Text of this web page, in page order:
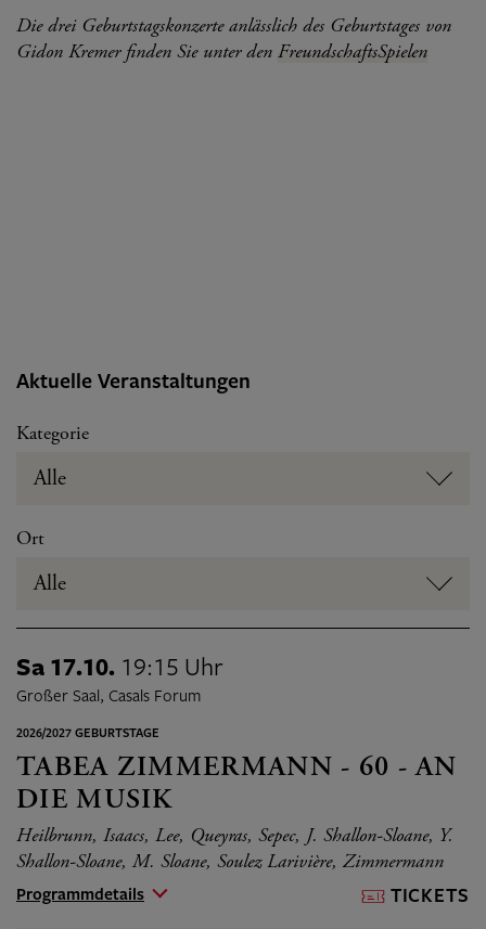
Die drei Geburtstagskonzerte anlässlich des Geburtstages von
Gidon Kremer finden Sie unter den FreundschaftsSpielen
Aktuelle Veranstaltungen
Kategorie
Alle
Ort
Alle
Sa 17.10. 19:15 Uhr
Großer Saal, Casals Forum
2026/2027 GEBURTSTAGE
TABEA ZIMMERMANN - 60 - AN
DIE MUSIK
Heilbrunn, Isaacs, Lee, Queyras, Sepec, J. Shallon-Sloane, Y.
Shallon-Sloane, M. Sloane, Soulez Larivière, Zimmermann
Programmdetails TICKETS